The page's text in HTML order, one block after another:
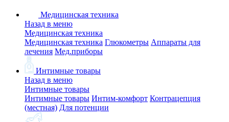
Медицинская техника
Назад в меню
Медицинская техника
Медицинская техника Глюкометры Аппараты для
лечения Мед.приборы
Интимные товары
Назад в меню
Интимные товары
Интимные товары Интим-комфорт Контрацепция
(местная) Для потенции